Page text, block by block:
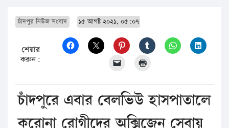
চাঁদপুর নিউজ সংবাদ ১৫ আগষ্ট ২০২১, ০৫:০৭
শেয়ার
করুন:
চাঁদপুরে এবার বেলভিউ হাসপাতালে
করোনা রোগীদের অক্সিজেন সেবায়